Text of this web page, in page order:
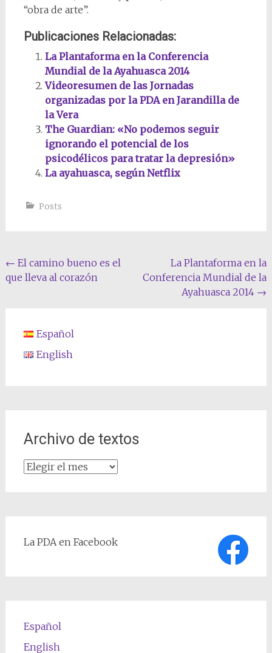
“obra de arte”.
Publicaciones Relacionadas:
La Plantaforma en la Conferencia
Mundial de la Ayahuasca 2014
Videoresumen de las Jornadas
organizadas por la PDA en Jarandilla de
la Vera
The Guardian: «No podemos seguir
ignorando el potencial de los
psicodélicos para tratar la depresión»
La ayahuasca, según Netflix
Posts
Navegación
de
← El camino bueno es el
que lleva al corazón
La Plantaforma en la
Conferencia Mundial de la
Ayahuasca 2014 →
Español
English
Archivo de textos
Archivo
La PDA en Facebook
Español
English